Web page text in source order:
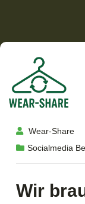
Wear-Share
Socialmedia
Wir